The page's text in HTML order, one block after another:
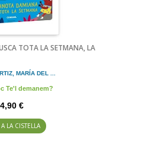
TOTA LA SETMANA, LA
MARÍA DEL ...
Te'l demanem?
€
LA CISTELLA